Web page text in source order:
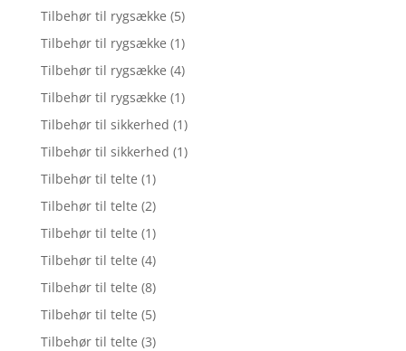
Tilbehør til rygsække (5)
Tilbehør til rygsække (1)
Tilbehør til rygsække (4)
Tilbehør til rygsække (1)
Tilbehør til sikkerhed (1)
Tilbehør til sikkerhed (1)
Tilbehør til telte (1)
Tilbehør til telte (2)
Tilbehør til telte (1)
Tilbehør til telte (4)
Tilbehør til telte (8)
Tilbehør til telte (5)
Tilbehør til telte (3)